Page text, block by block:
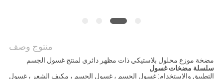
منتوج وصف
مضخة موزع محلول بلاستيكي ذات مظهر دائري لمنتج غسول الجسم
سلسلة مضخات غسول
التطبيق والاستخدام: غسول الجسم ، غسول الجسم ، مكيف الشعر ، غسول